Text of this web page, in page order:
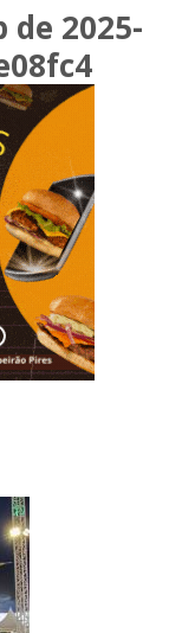
de 2025-